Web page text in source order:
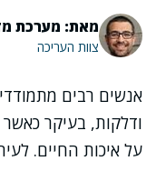
מאת: מערכת
צוות העריכה
אנשים רבים
ודלקות, בעיקר
על איכות החיים.